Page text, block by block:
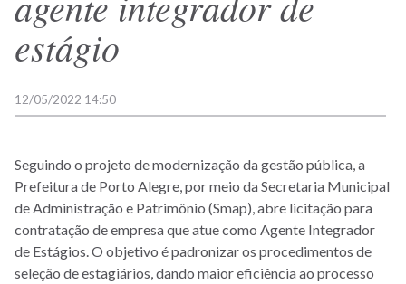
estágio
12/05/2022 14:50
Seguindo o projeto de modernização da gestão pública, a
Prefeitura de Porto Alegre, por meio da Secretaria Municipal
de Administração e Patrimônio (Smap), abre licitação para
contratação de empresa que atue como Agente Integrador
de Estágios. O objetivo é padronizar os procedimentos de
seleção de estagiários, dando maior eficiência ao processo